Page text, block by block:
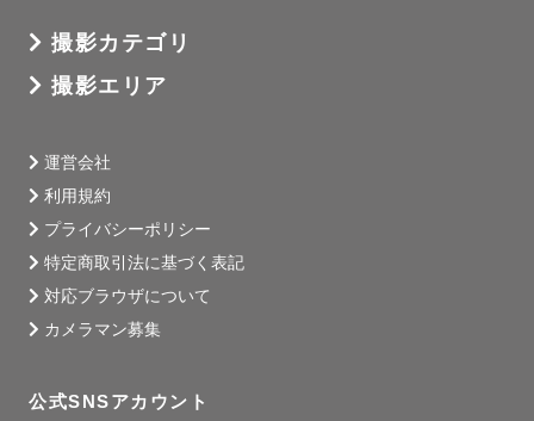
崎町・大河原町等
その他ご質問等ありましたら、お気軽にご相談ください。
✨✨
そろそろ寝るかと思ったのに寝てくれなくて、
撮影カテゴリ
撮影エリア
運営会社
利用規約
プライバシーポリシー
特定商取引法に基づく表記
対応ブラウザについて
カメラマン募集
公式SNSアカウント